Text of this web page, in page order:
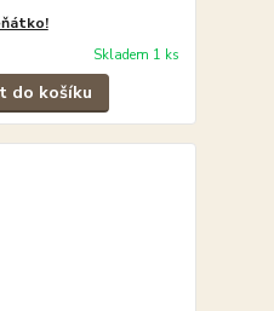
Skladem 1 ks
do košíku